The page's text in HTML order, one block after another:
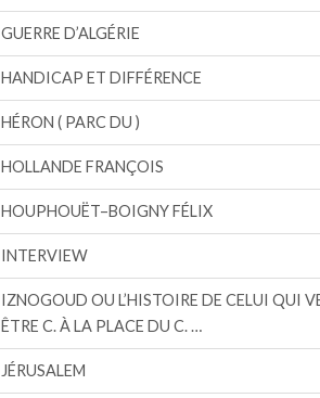
GUERRE D’ALGÉRIE
HANDICAP ET DIFFÉRENCE
HÉRON ( PARC DU )
HOLLANDE FRANÇOIS
HOUPHOUËT–BOIGNY FÉLIX
INTERVIEW
IZNOGOUD OU L’HISTOIRE DE CELUI QUI
ÊTRE C. À LA PLACE DU C. …
JÉRUSALEM